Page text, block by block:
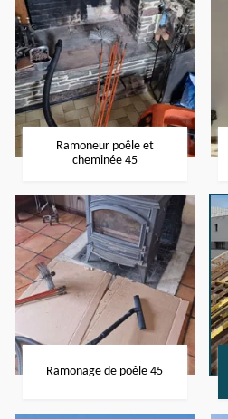
Ramoneur poêle et
cheminée 45
Ramonage de poêle 45